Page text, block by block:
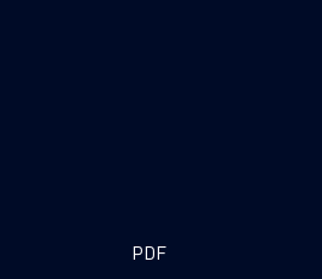
PDF